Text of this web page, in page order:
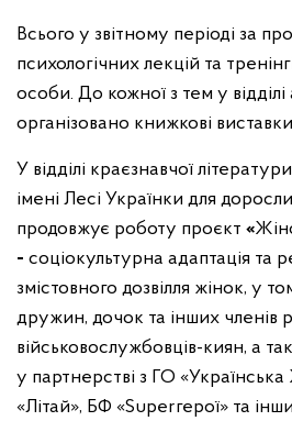
Всього у звітному періоді за
психологічних лекцій та
особи. До кожної з тем у
організовано книжкові
У відділі краєзнавчої
імені Лесі Українки для
продовжує роботу проєкт «
- соціокультурна адаптація та
змістовного дозвілля жінок, у
дружин, дочок та інших членів
військовослужбовців-киян, а
у партнерстві з ГО
«Літай», БФ «Superгерої» та